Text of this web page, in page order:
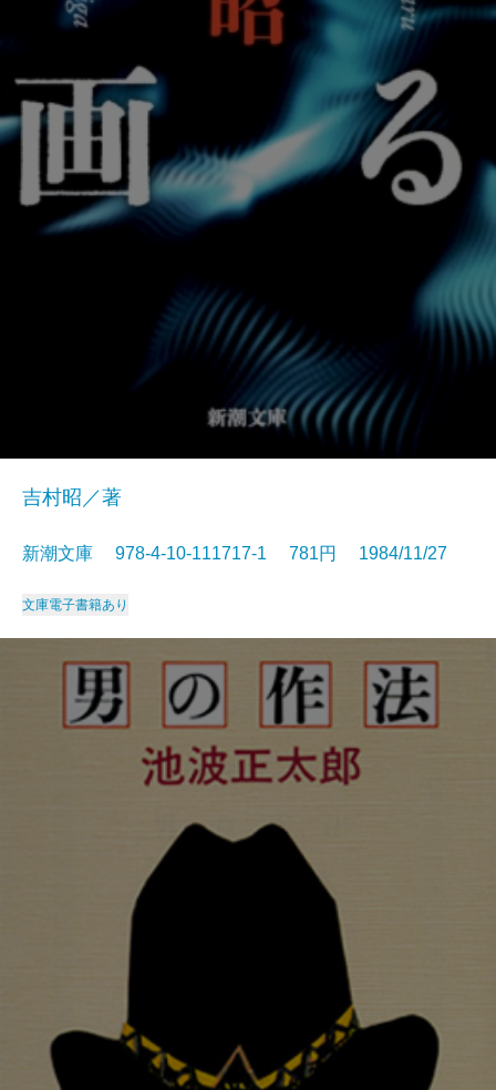
吉村昭／著
新潮文庫 978-4-10-111717-1 781円 1984/11/27
文庫電子書籍あり